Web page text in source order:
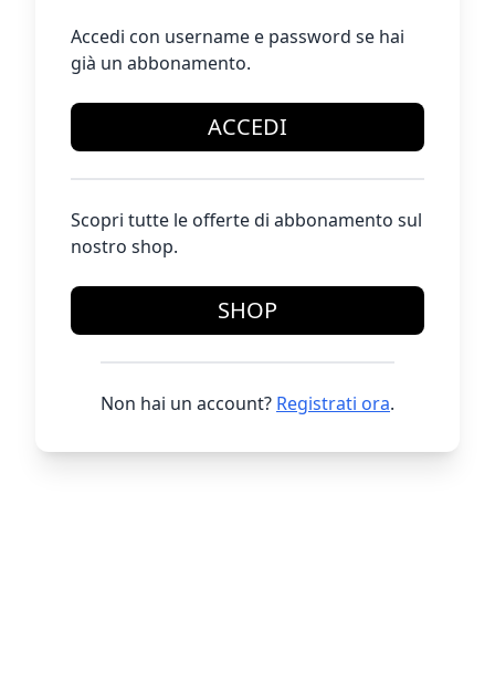
Accedi con username e password se hai
già un abbonamento.
ACCEDI
Scopri tutte le offerte di abbonamento sul
nostro shop.
SHOP
Non hai un account? Registrati ora.